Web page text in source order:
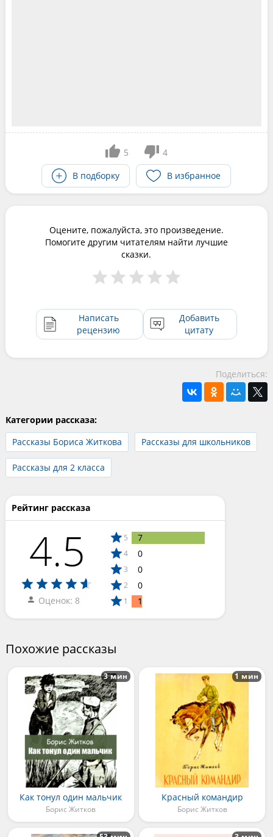
5
4
В подборку
В избранное
Оцените, пожалуйста, это произведение.
Помогите другим читателям найти лучшие
сказки.
Написать
рецензию
Добавить
цитату
Поделиться:
Категории рассказа:
Рассказы Бориса Житкова
Рассказы для школьников
Рассказы для 2 класса
Рейтинг рассказа
4.5
Оценок: 8
5 7
4 0
3 0
2 0
1 1
Похожие рассказы
Как тонул один мальчик
Борис Житков
3 мин
Красный командир
Борис Житков
1 мин